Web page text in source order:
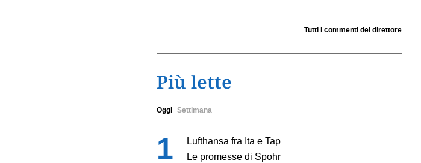
Tutti i commenti del direttore
Più lette
Oggi Settimana
Lufthansa fra Ita e Tap
Le promesse di Spohr